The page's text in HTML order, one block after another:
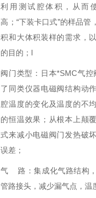
利用测试腔体积，从而
高；“下装卡口式”的样品管
积和大体积装样的需求，
的目的；l
阀门类型：日本*SMC气
了同类仪器电磁阀结构动
腔温度的变化及温度的不
的恒温效果；从根本上颠
式来减小电磁阀门发热破
误差；
气 路：集成化气路结构
管路接头，减少漏气点，温